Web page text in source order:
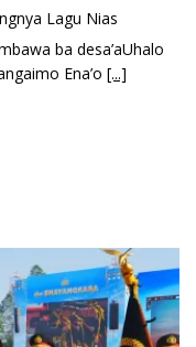
Rendi Gulo
mene sino
mela’angdröi ita